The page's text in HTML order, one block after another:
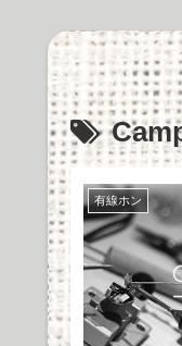
グラボ
【正論
いだろ。
ゲーム
Apple
剖！価格
Marantz
を選...
た音質と
有線ホン